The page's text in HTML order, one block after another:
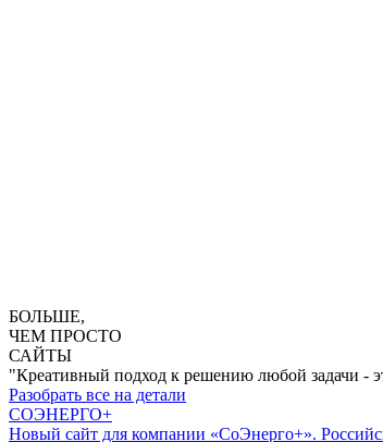
БОЛЬШЕ,
ЧЕМ ПРОСТО
САЙТЫ
"Креативный подход к решению любой задачи -
Разобрать все на детали
СОЭНЕРГО+
Новый сайт для компании «СоЭнерго+».